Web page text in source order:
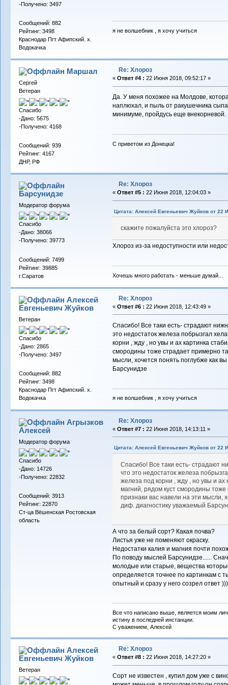
-Получено: 3497
Сообщений: 882
Рейтинг: 3498
Краснодар Пгт Афипский. х.
Водокачка
я не волшебник , я хочу учиться
Маршал
Сергей
Ветеран
Спасибо
-Дано: 5675
-Получено: 4168
Сообщений: 939
Рейтинг: 4167
ДНР, РФ
Re: Хлороз
« Ответ #4 : 22 Июня 2018, 09:52:17 »
Да. У меня похожее на Молдове,
наплюхал, и пыль от ракушечника
минимуме, пройдусь еще внекорневой.
С приветом из Донецка!
Барсунидзе
Модератор форума
Спасибо
-Дано: 38066
-Получено: 39773
Сообщений: 7499
Рейтинг: 39885
г.Саратов
Re: Хлороз
« Ответ #5 : 22 Июня 2018, 12:04:03 »
Цитата: Алексей Евгеньевич Жуйков от 22
скажите пожалуйста это хлороз?
Хлороз из-за недоступности или
Хочешь много работать - меньше думай...
Алексей
Евгеньевич Жуйков
Ветеран
Спасибо
-Дано: 2865
-Получено: 3497
Сообщений: 882
Рейтинг: 3498
Краснодар Пгт Афипский. х.
Водокачка
Re: Хлороз
« Ответ #6 : 22 Июня 2018, 12:43:49 »
Спасибо! Все таки есть- страдают
это недостаток железа побрызгал
корни , жду , но увы и ах картинка
смородины тоже страдает примерно
мысли, хочется понять поглубже как
Барсунидзе
я не волшебник , я хочу учиться
Агрызков
Алексей
Модератор форума
Спасибо
-Дано: 14726
-Получено: 22832
Сообщений: 3913
Рейтинг: 22870
Ст-ца Вёшенская Ростовская
область
Re: Хлороз
« Ответ #7 : 22 Июня 2018, 14:13:11 »
Цитата: Алексей Евгеньевич Жуйков от 22
Спасибо! Все таки есть- страдают
что это недостаток железа
железа под корни , жду , но увы и
магний, рядом куст смородины
признаки вас навели на эти мысли,
диф. диагностику уважаемый
А что за белый сорт? Какая почва?
Листья уже не поменяют окраску.
Недостатки калия и магния почти
По поводу мыслей Барсунидзе......
молодые или старые, вещества
определяется точнее по картинкам с
опытный и сразу у него созрел ответ
Все что написано выше, является моим
истину в последней инстанции.
С уважением, Алексей
Алексей
Евгеньевич Жуйков
Ветеран
Re: Хлороз
« Ответ #8 : 22 Июня 2018, 14:27:20 »
Сорт не известен , купил дом уже с